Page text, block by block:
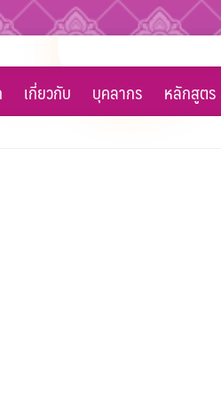
เกี่ยวกับ บุคลากร หลักสูตร